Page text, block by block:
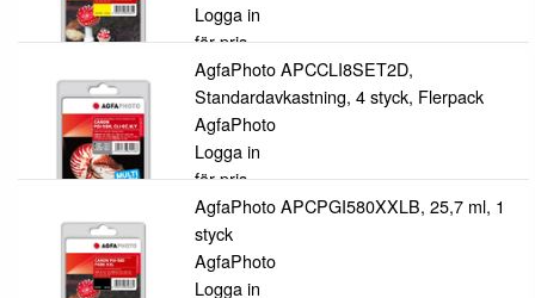
Logga in
för pris
AgfaPhoto APCCLI8SET2D,
Standardavkastning, 4 styck, Flerpack
AgfaPhoto
Logga in
för pris
AgfaPhoto APCPGI580XXLB, 25,7 ml, 1
styck
AgfaPhoto
Logga in